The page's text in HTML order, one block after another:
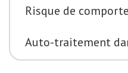
Risque de
Auto-traitement